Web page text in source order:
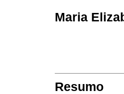
Maria
Resumo